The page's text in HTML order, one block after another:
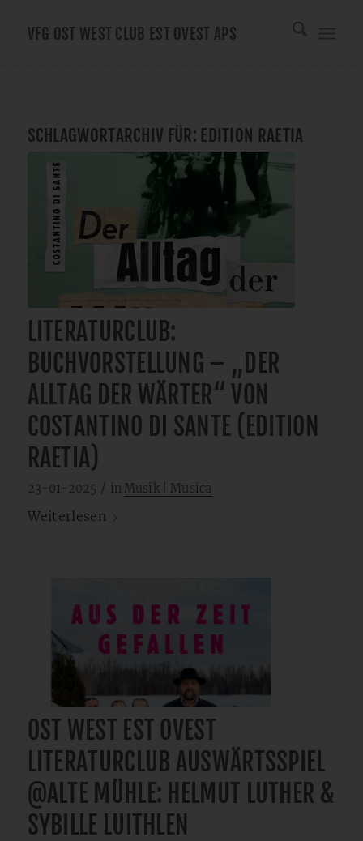
VFG OST WEST CLUB EST OVEST APS
SCHLAGWORTARCHIV FÜR: EDITION RAETIA
LITERATURCLUB:
BUCHVORSTELLUNG – „DER
ALLTAG DER WÄRTER“ VON
COSTANTINO DI SANTE (EDITION
RAETIA)
23-01-2025 / in Musik | Musica
Weiterlesen
OST WEST EST OVEST
LITERATURCLUB AUSWÄRTSSPIEL
@ALTE MÜHLE: HELMUT LUTHER &
SYBILLE LUITHLEN